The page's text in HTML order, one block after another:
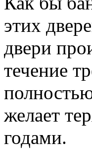
этих
двери
течение
желает
годами.